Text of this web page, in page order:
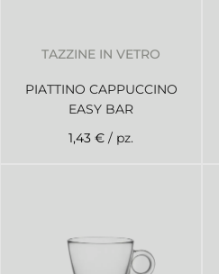
TAZZINE IN VETRO
PIATTINO CAPPUCCINO
EASY BAR
1,43 € / pz.